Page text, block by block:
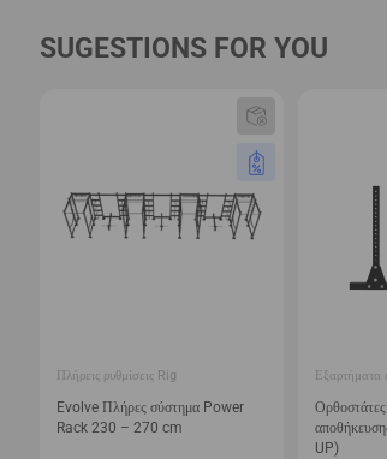
SUGESTIONS FOR YOU
Πλήρεις ρυθμίσεις Rig
Evolve Πλήρες σύστημα Power
Rack 230 – 270 cm
Εξαρτήματα
UP)